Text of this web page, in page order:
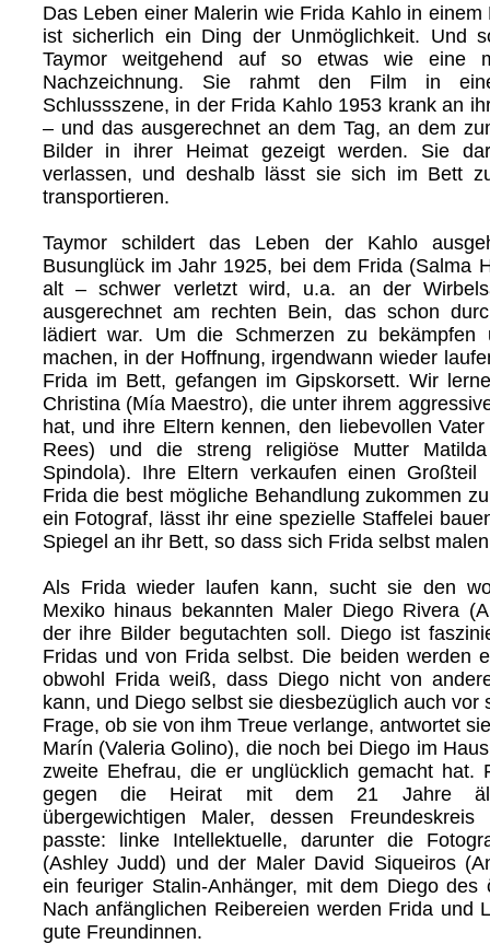
Das Leben einer Malerin wie Frida Kahlo in einem
ist sicherlich ein Ding der Unmöglichkeit. Und
Taymor weitgehend auf so etwas wie eine
Nachzeichnung. Sie rahmt den Film in
Schlussszene, in der Frida Kahlo 1953 krank an
– und das ausgerechnet an dem Tag, an dem
Bilder in ihrer Heimat gezeigt werden. Sie
verlassen, und deshalb lässt sie sich im Bett
transportieren.
Taymor schildert das Leben der Kahlo
Busunglück im Jahr 1925, bei dem Frida (Salma
alt – schwer verletzt wird, u.a. an der
ausgerechnet am rechten Bein, das schon
lädiert war. Um die Schmerzen zu
machen, in der Hoffnung, irgendwann wieder
Frida im Bett, gefangen im Gipskorsett. Wir
Christina (Mía Maestro), die unter ihrem
hat, und ihre Eltern kennen, den liebevollen
Rees) und die streng religiöse Mutter
Spindola). Ihre Eltern verkaufen einen Großteil
Frida die best mögliche Behandlung zukommen
ein Fotograf, lässt ihr eine spezielle Staffelei
Spiegel an ihr Bett, so dass sich Frida selbst
Als Frida wieder laufen kann, sucht sie den
Mexiko hinaus bekannten Maler Diego Rivera
der ihre Bilder begutachten soll. Diego ist
Fridas und von Frida selbst. Die beiden werden
obwohl Frida weiß, dass Diego nicht von
kann, und Diego selbst sie diesbezüglich auch vor
Frage, ob sie von ihm Treue verlange, antwortet
Marín (Valeria Golino), die noch bei Diego im
zweite Ehefrau, die er unglücklich gemacht hat.
gegen die Heirat mit dem 21 Jahre
übergewichtigen Maler, dessen
passte: linke Intellektuelle, darunter die
(Ashley Judd) und der Maler David Siqueiros
ein feuriger Stalin-Anhänger, mit dem Diego des
Nach anfänglichen Reibereien werden Frida und
gute Freundinnen.